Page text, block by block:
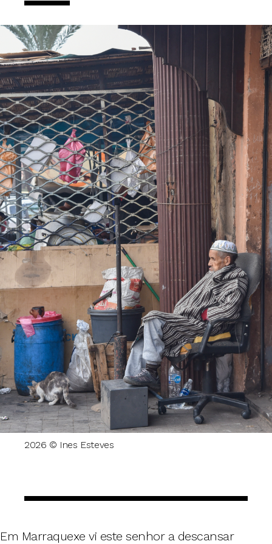
2026 © Ines Esteves
Em Marraquexe vi este senhor a descansar